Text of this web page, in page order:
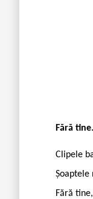
Fără
Clipele
Șoaptele
Fără